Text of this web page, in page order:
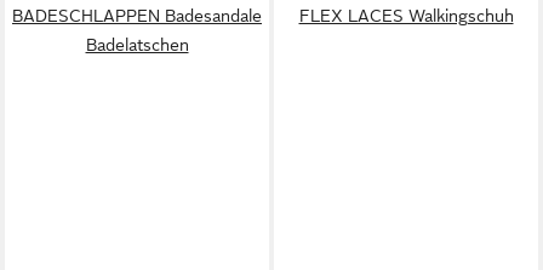
BADESCHLAPPEN Badesandale
Badelatschen
FLEX LACES Walkingschuh